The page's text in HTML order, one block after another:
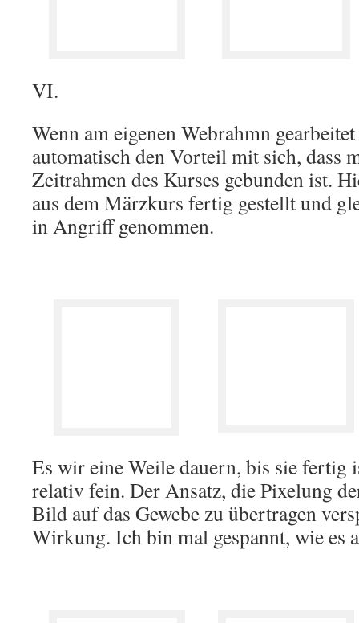
VI.
Wenn am eigenen Webrahmn
automatisch den Vorteil mit sich, dass
Zeitrahmen des Kurses gebunden ist.
aus dem Märzkurs fertig gestellt und
in Angriff genommen.
Es wir eine Weile dauern, bis sie fertig
relativ fein. Der Ansatz, die Pixelung
Bild auf das Gewebe zu übertragen
Wirkung. Ich bin mal gespannt, wie es